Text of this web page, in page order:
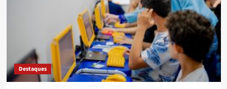
Destaques